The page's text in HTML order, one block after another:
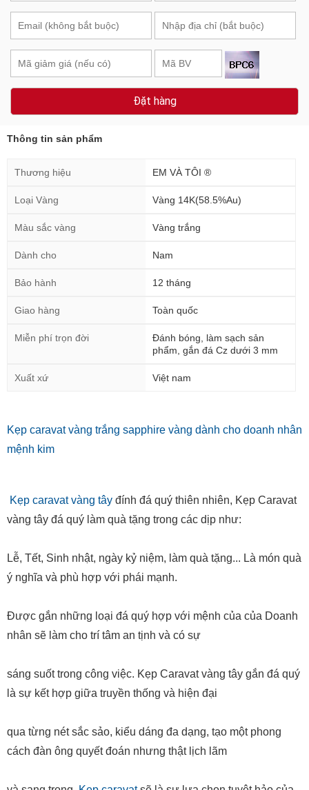
Đặt hàng
Thông tin sản phẩm
Thương hiệu EM VÀ TÔI ®
Loại Vàng Vàng 14K(58.5%Au)
Màu sắc vàng Vàng trắng
Dành cho Nam
Bảo hành 12 tháng
Giao hàng Toàn quốc
Miễn phí trọn đời
Đánh bóng, làm sạch sản
phẩm, gắn đá Cz dưới 3 mm
Xuất xứ Việt nam
Kẹp caravat vàng trắng sapphire vàng dành cho doanh nhân
mệnh kim
Kẹp caravat vàng tây đính đá quý thiên nhiên, Kẹp Caravat
vàng tây đá quý làm quà tặng trong các dịp như:
Lễ, Tết, Sinh nhật, ngày kỷ niệm, làm quà tặng... Là món quà
ý nghĩa và phù hợp với phái mạnh.
Được gắn những loại đá quý hợp với mệnh của của Doanh
nhân sẽ làm cho trí tâm an tịnh và có sự
sáng suốt trong công việc. Kẹp Caravat vàng tây gắn đá quý
là sự kết hợp giữa truyền thống và hiện đại
qua từng nét sắc sảo, kiểu dáng đa dạng, tạo một phong
cách đàn ông quyết đoán nhưng thật lịch lãm